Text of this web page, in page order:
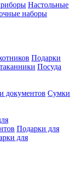
Настольные
наборы
Подарки
Посуда
документов Сумки
Подарки для
для